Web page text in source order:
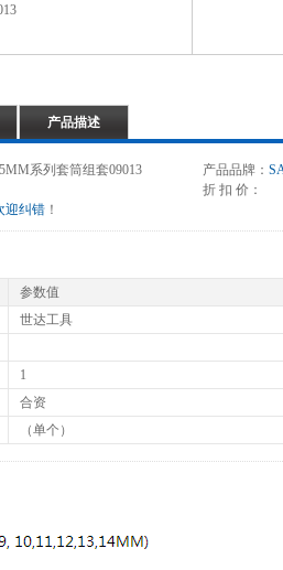
产品描述
系列套筒组套09013 产品品牌：
折 扣 价：
迎纠错 ！
参数值
世达工具
1
合资
（单个）